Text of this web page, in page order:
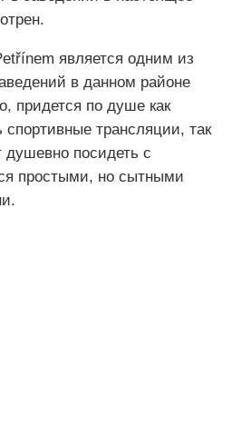
является одним из
в данном районе
придется по душе как
трансляции, так
душевно посидеть с
простыми, но сытными